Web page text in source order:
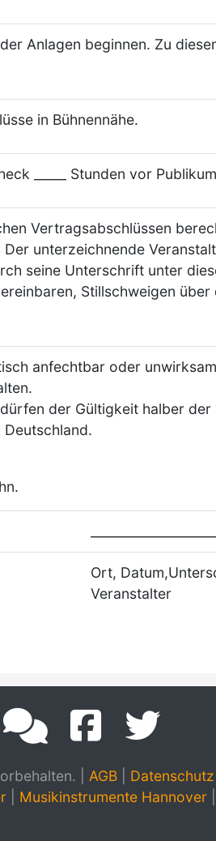
Anlagen beginnen. Zu
in Bühnennähe.
_____ Stunden vor
Vertragsabschlüssen
unterzeichnende
seine Unterschrift unter
Stillschweigen
anfechtbar oder
der Gültigkeit halber
Ort,
Veranstalter
AGB| Datenschutz
Musikinstrumente Hannover